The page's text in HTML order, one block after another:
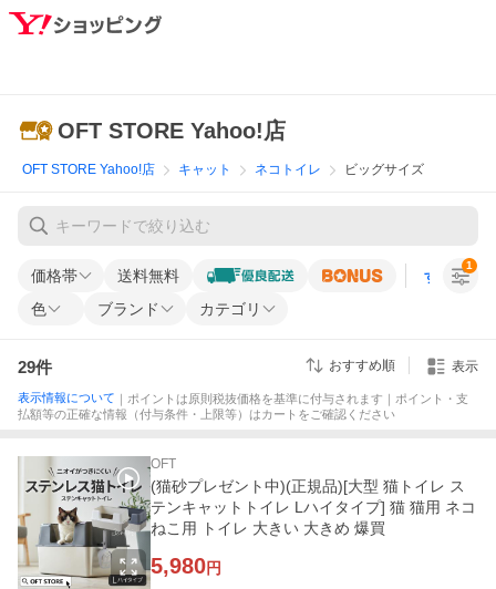
OFT STORE Yahoo!店
OFT STORE Yahoo!店 キャット ネコトイレ ビッグサイズ
価格帯 送料無料 すべての条
色 ブランド カテゴリ
1
29件 おすすめ順 表示
表示情報について ｜ポイントは原則税抜価格を基準に付与されます｜ポイント・支
払額等の正確な情報（付与条件・上限等）はカートをご確認ください
OFT
(猫砂プレゼント中)(正規品)[大型 猫トイレ ス
テンキャットトイレ Lハイタイプ] 猫 猫用 ネコ
ねこ用 トイレ 大きい 大きめ 爆買
5,980円